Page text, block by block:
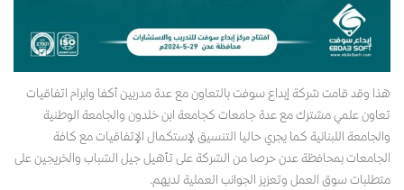
هذا وقد قامت شركة إبداع سوفت بالتعاون مع عدة مدربين أكفا وابرام اتفاقيات
تعاون علمي مشترك مع عدة جامعات كجامعة ابن خلدون والجامعة الوطنية
والجامعة اللبنانية كما يجري حاليا التنسيق لإستكمال الإتفاقيات مع كافة
الجامعات بمحافظة عدن حرصا من الشركة على تأهيل جيل الشباب والخريجين على
متطلبات سوق العمل وتعزيز الجوانب العملية لديهم.